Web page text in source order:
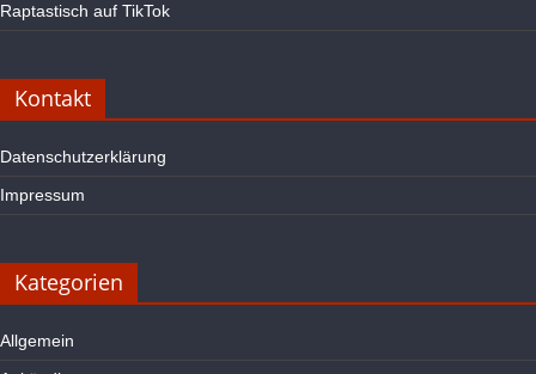
Raptastisch auf TikTok
Kontakt
Datenschutzerklärung
Impressum
Kategorien
Allgemein